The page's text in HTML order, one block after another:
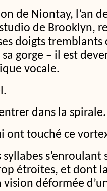
de Niontay, l’an
de Brooklyn,
doigts
gorge – il est
vocale.
dans la spirale.
ont touché ce
syllabes
étroites, et dont
déformée